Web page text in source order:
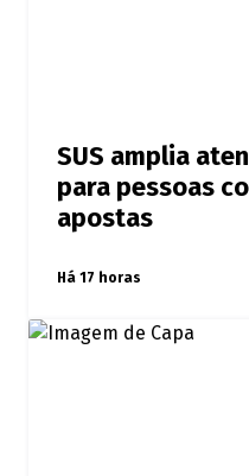
SUS amplia
para pessoas
apostas
Há 17 horas